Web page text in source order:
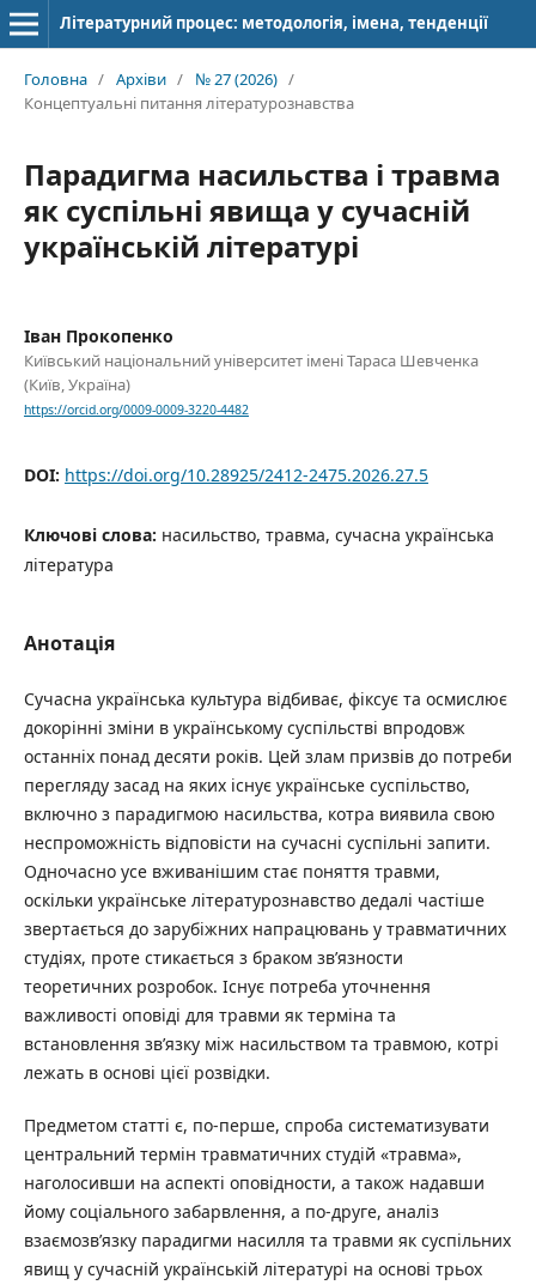
Літературний процес: методологія, імена, тенденції
Головна / Архіви / № 27 (2026) /
Концептуальні питання літературознавства
Парадигма насильства і травма
як суспільні явища у сучасній
українській літературі
Іван Прокопенко
Київський національний університет імені Тараса Шевченка
(Київ, Україна)
https://orcid.org/0009-0009-3220-4482
DOI: https://doi.org/10.28925/2412-2475.2026.27.5
Ключові слова: насильство, травма, сучасна українська
література
Анотація
Сучасна українська культура відбиває, фіксує та осмислює
докорінні зміни в українському суспільстві впродовж
останніх понад десяти років. Цей злам призвів до потреби
перегляду засад на яких існує українське суспільство,
включно з парадигмою насильства, котра виявила свою
неспроможність відповісти на сучасні суспільні запити.
Одночасно усе вживанішим стає поняття травми,
оскільки українське літературознавство дедалі частіше
звертається до зарубіжних напрацювань у травматичних
студіях, проте стикається з браком зв’язности
теоретичних розробок. Існує потреба уточнення
важливості оповіді для травми як терміна та
встановлення зв’язку між насильством та травмою, котрі
лежать в основі цієї розвідки.
Предметом статті є, по-перше, спроба систематизувати
центральний термін травматичних студій «травма»,
наголосивши на аспекті оповідности, а також надавши
йому соціального забарвлення, а по-друге, аналіз
взаємозв’язку парадигми насилля та травми як суспільних
явищ у сучасній українській літературі на основі трьох